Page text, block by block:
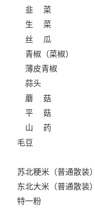
韭 菜
生 菜
丝 瓜
青椒（菜椒）
薄皮青椒
蒜头
蘑 菇
平 菇
山 药
毛豆
苏北粳米（普通散装
东北大米（普通散装
特一粉